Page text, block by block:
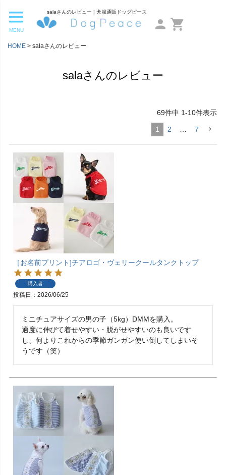
MENU
salaさんのレビュー | 犬服通販ドッグピース
HOME salaさんのレビュー
salaさんのレビュー
69件中 1-10件表示
1 2 7
［お名前プリント]チアロゴ・ヴェリークールタンクトップ
購入者
投稿日 2026/06/25
ミニチュアサイズの男の子（5kg）DMMを購入。
適度に伸びて着せやすい・脱がせやすいのも良いです
し、何よりこれからの季節ガンガン使い倒してしまいそ
うです（笑）